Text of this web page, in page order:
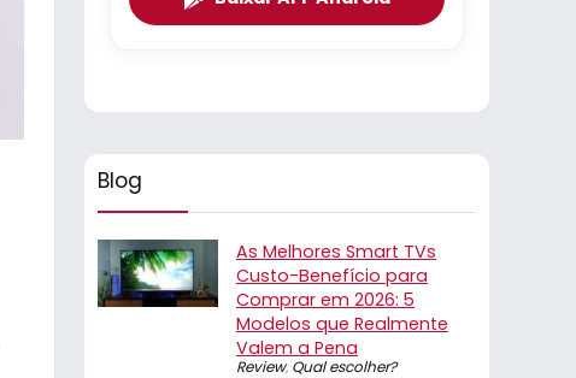
Blog
As Melhores Smart TVs
Custo-Benefício para
Comprar em 2026: 5
Modelos que Realmente
Valem a Pena
Review, Qual escolher?